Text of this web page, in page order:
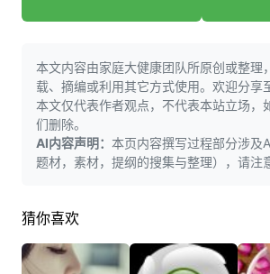
本文内容由家庭大健康团队所原创或整理
载、摘编或利用其它方式使用。欢迎分享
本文仅代表作者观点，不代表本站立场，
们删除。
AI内容声明： 本页内容撰写过程部分涉及
题材，素材，提纲的搜集与整理），请注
猜你喜欢